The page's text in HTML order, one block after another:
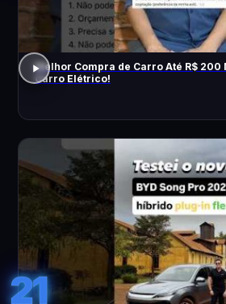
Melhor Compra de Carro Até R$ 200
Carro Elétrico!
21